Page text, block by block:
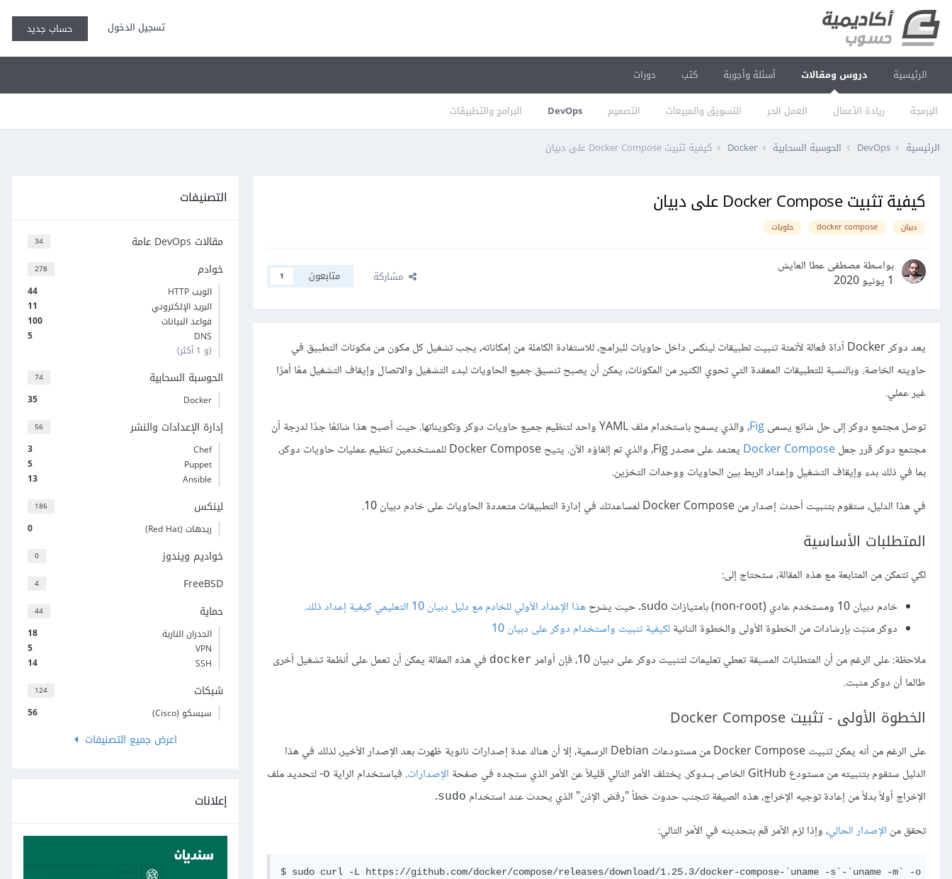
تسجيل الدخول حساب جديد
الرئيسية دروس ومقالات
البرمجة ريادة الأعمال العمل الحر التسويق والمبيعات التصميم DevOps البرامج والتطبيقات
أسئلة وأجوبة كتب دورات
الرئيسية DevOps الحوسبة السحابية Docker كيفية تثبيت Docker Compose على دبيان
كيفية تثبيت Docker Compose على دبيان
دبيان docker compose حاويات
بواسطة مصطفى عطا العايش
1 يونيو 2020
مشاركة متابعون 1
يعد دوكر Docker أداة فعالة لأتمتة تثبيت تطبيقات لينكس داخل حاويات للبرامج، للاستفادة الكاملة من إمكاناته، يجب تشغيل كل مكون من مكونات التطبيق في
حاويته الخاصة. وبالنسبة للتطبيقات المعقدة التي تحوي الكثير من المكونات، يمكن أن يصبح تنسيق جميع الحاويات لبدء التشغيل والاتصال وإيقاف التشغيل معًا أمرًا
غير عملي.
توصل مجتمع دوكر إلى حل شائع يسمىFig
، والذي يسمح باستخدام ملف YAML واحد لتنظيم جميع حاويات دوكر وتكويناتها. حيث أصبح هذا شائعًا جدًا لدرجة أن
مجتمع دوكر قرر جعلDocker Compose
يعتمد على مصدر Fig، والذي تم إلغاؤه الآن. يتيح Docker Compose للمستخدمين تنظيم عمليات حاويات دوكر،
بما في ذلك بدء وإيقاف التشغيل وإعداد الربط بين الحاويات ووحدات التخزين.
في هذا الدليل، ستقوم بتثبيت أحدث إصدار من Docker Compose لمساعدتك في إدارة التطبيقات متعددة الحاويات على خادم دبيان 10.
المتطلبات الأساسية
لكي تتمكن من المتابعة مع هذه المقالة، ستحتاج إلى:
خادم دبيان 10 ومستخدم عادي (non-root) بامتيازات sudo. حيث يشرح
هذا الإعداد الأولي للخادم مع دليل دبيان 10 التعليمي كيفية إعداد ذلك.
دوكر مثبّت بإرشادات من الخطوة الأولى والخطوة الثانيةلكيفية تثبيت واستخدام دوكر على دبيان 10
ملاحظة: على الرغم من أن المتطلبات المسبقة تعطي تعليمات لتثبيت دوكر على دبيان 10، فإن أوامر
docker في هذه المقالة يمكن أن تعمل على أنظمة تشغيل أخرى
طالما أن دوكر مثبت.
الخطوة الأولى - تثبيت Docker Compose
على الرغم من أنه يمكن تثبيت Docker Compose من مستودعات Debian الرسمية، إلا أن هناك عدة إصدارات ثانوية ظهرت بعد الإصدار الأخير، لذلك في هذا
الدليل ستقوم بتثبيته من مستودع GitHub الخاص بــدوكر. يختلف الأمر التالي قليلاً عن الأمر الذي ستجده في صفحة
الإصدارات. فباستخدام الراية
-o لتحديد ملف
الإخراج أولاً بدلاً من إعادة توجيه الإخراج، هذه الصيغة تتجنب حدوث خطأ "رفض الإذن" الذي يحدث عند استخدام sudo
.
تحقق من الإصدار الحالي، وإذا لزم الأمر قم بتحديثه في الأمر التالي:
التصنيفات
34 مقالات DevOps عامة
278 خوادم
44
الويب HTTP
11
البريد الإلكتروني
100
قواعد البيانات
5
DNS
(و 1 أكثر)
74 الحوسبة السحابية
35 Docker
56 إدارة الإعدادات والنشر
3
Chef
5
Puppet
13
Ansible
186 لينكس
0 ريدهات (Red Hat)
0 خواديم ويندوز
4 FreeBSD
44 حماية
18
الجدران النارية
5
VPN
14
SSH
124 شبكات
56 سيسكو (Cisco)
اعرض جميع التصنيفات
إعلانات